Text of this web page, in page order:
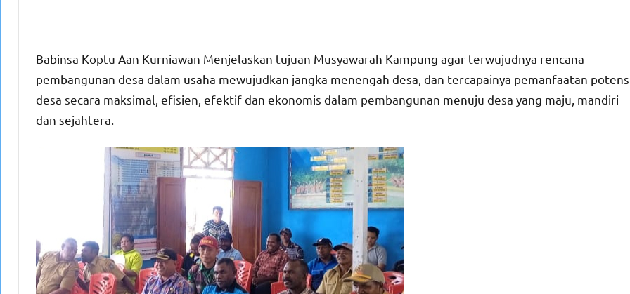
Babinsa Koptu Aan Kurniawan Menjelaskan tujuan Musyawarah Kampung agar terwujudnya rencana
pembangunan desa dalam usaha mewujudkan jangka menengah desa, dan tercapainya pemanfaatan
desa secara maksimal, efisien, efektif dan ekonomis dalam pembangunan menuju desa yang maju, mandiri
dan sejahtera.